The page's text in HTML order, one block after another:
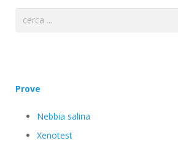
Prove
Nebbia salina
Xenotest